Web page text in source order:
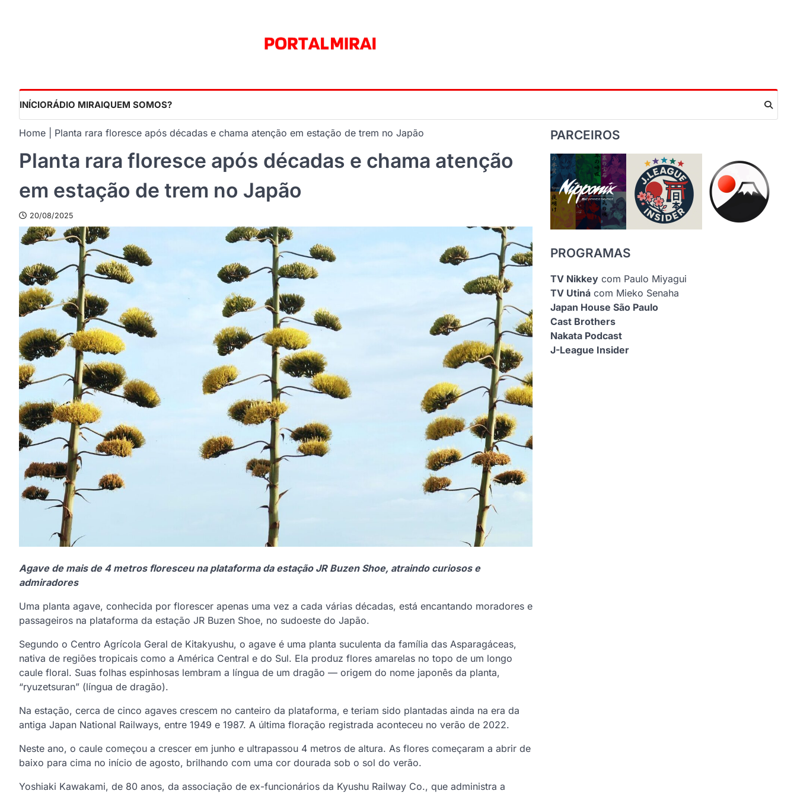
INÍCIORÁDIO MIRAIQUEM SOMOS?
Home Planta rara floresce após décadas e chama atenção em estação de trem no Japão
Planta rara floresce após décadas e chama atenção
em estação de trem no Japão
20/08/2025
Agave de mais de 4 metros floresceu na plataforma da estação JR Buzen Shoe, atraindo curiosos e
admiradores
Uma planta agave, conhecida por florescer apenas uma vez a cada várias décadas, está encantando moradores e
passageiros na plataforma da estação JR Buzen Shoe, no sudoeste do Japão.
Segundo o Centro Agrícola Geral de Kitakyushu, o agave é uma planta suculenta da família das Asparagáceas,
nativa de regiões tropicais como a América Central e do Sul. Ela produz flores amarelas no topo de um longo
caule floral. Suas folhas espinhosas lembram a língua de um dragão — origem do nome japonês da planta,
“ryuzetsuran” (língua de dragão).
Na estação, cerca de cinco agaves crescem no canteiro da plataforma, e teriam sido plantadas ainda na era da
antiga Japan National Railways, entre 1949 e 1987. A última floração registrada aconteceu no verão de 2022.
Neste ano, o caule começou a crescer em junho e ultrapassou 4 metros de altura. As flores começaram a abrir de
baixo para cima no início de agosto, brilhando com uma cor dourada sob o sol do verão.
Yoshiaki Kawakami, de 80 anos, da associação de ex-funcionários da Kyushu Railway Co., que administra a
PARCEIROS
PROGRAMAS
TV Nikkey com Paulo Miyagui
TV Utiná com Mieko Senaha
Japan House São Paulo
Cast Brothers
Nakata Podcast
J-League Insider